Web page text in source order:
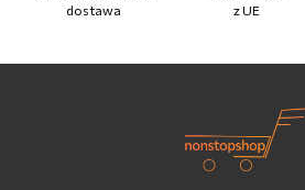
dostawa
z UE